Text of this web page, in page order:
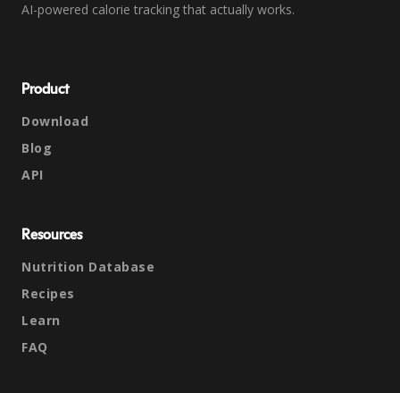
AI-powered calorie tracking that actually works.
Product
Download
Blog
API
Resources
Nutrition Database
Recipes
Learn
FAQ